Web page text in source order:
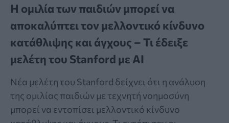
Η ομιλία των παιδιών μπορεί να
αποκαλύπτει τον μελλοντικό κίνδυνο
κατάθλιψης και άγχους – Τι έδειξε
μελέτη του Stanford με AI
Νέα μελέτη του Stanford δείχνει ότι η ανάλυση
της ομιλίας παιδιών με τεχνητή νοημοσύνη
μπορεί να εντοπίσει μελλοντικό κίνδυνο